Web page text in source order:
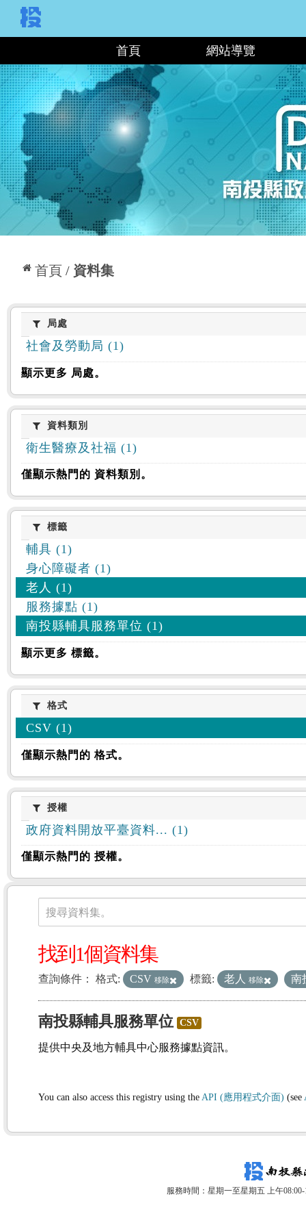
首頁 網站導覽
首頁 資料集
:::
局處局處
社會及勞動局 (1)
顯示更多 局處。
資料類別
資料類別
衛生醫療及社福 (1)
僅顯示熱門的 資料類別。
標籤標籤
輔具 (1)
身心障礙者 (1)
老人 (1)
服務據點 (1)
南投縣輔具服務單位 (1)
顯示更多 標籤。
格式格式
CSV (1)
僅顯示熱門的 格式。
授權授權
政府資料開放平臺資料... (1)
僅顯示熱門的 授權。
資料集
搜尋資料集。
找到1個資料集
查詢條件： 格式: CSV 移除 標籤: 老人 移除 南
南投縣輔具服務單位 CSV
提供中央及地方輔具中心服務據點資訊。
You can also access this registry using the API (應用程式介面) (see
服務時間：星期一至星期五 上午